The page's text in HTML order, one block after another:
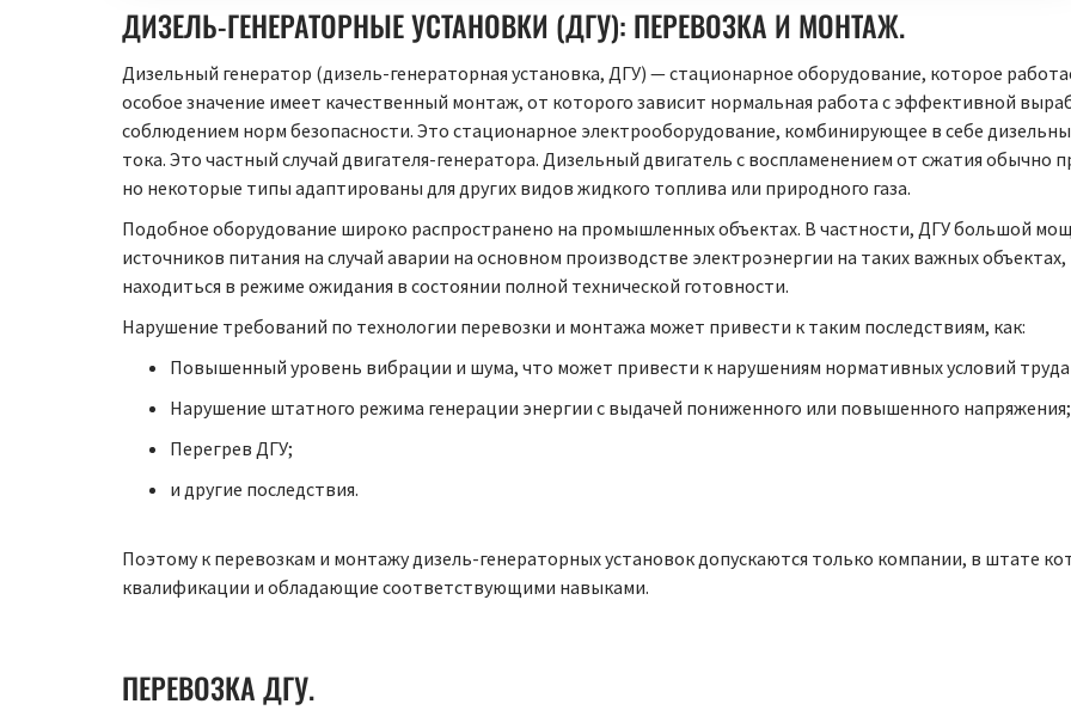
ДИЗЕЛЬ-ГЕНЕРАТОРНЫЕ УСТАНОВКИ (ДГУ): ПЕРЕВОЗКА И МОНТАЖ.
Дизельный генератор (дизель-генераторная установка, ДГУ) — стационарное оборудование, которое
особое значение имеет качественный монтаж, от которого зависит нормальная работа с эффективной
соблюдением норм безопасности. Это стационарное электрооборудование, комбинирующее в себе
тока. Это частный случай двигателя-генератора. Дизельный двигатель с воспламенением от сжатия обычно
но некоторые типы адаптированы для других видов жидкого топлива или природного газа.
Подобное оборудование широко распространено на промышленных объектах. В частности, ДГУ большой
источников питания на случай аварии на основном производстве электроэнергии на таких важных
находиться в режиме ожидания в состоянии полной технической готовности.
Нарушение требований по технологии перевозки и монтажа может привести к таким последствиям, как:
Повышенный уровень вибрации и шума, что может привести к нарушениям нормативных условий труда
Нарушение штатного режима генерации энергии с выдачей пониженного или повышенного напряжения;
Перегрев ДГУ;
и другие последствия.
Поэтому к перевозкам и монтажу дизель-генераторных установок допускаются только компании, в штате
квалификации и обладающие соответствующими навыками.
ПЕРЕВОЗКА ДГУ.